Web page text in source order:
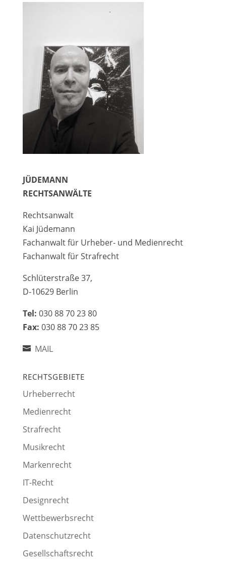
JÜDEMANN
RECHTSANWÄLTE
Rechtsanwalt
Kai Jüdemann
Fachanwalt für Urheber- und Medienrecht
Fachanwalt für Strafrecht
Schlüterstraße 37,
D-10629 Berlin
Tel: 030 88 70 23 80
Fax: 030 88 70 23 85
MAIL
RECHTSGEBIETE
Urheberrecht
Medienrecht
Strafrecht
Musikrecht
Markenrecht
IT-Recht
Designrecht
Wettbewerbsrecht
Datenschutzrecht
Gesellschaftsrecht